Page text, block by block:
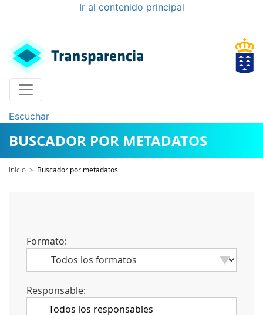
Ir al contenido principal
Escuchar
BUSCADOR POR METADATOS
Inicio > Buscador por metadatos
Formato:
Responsable: